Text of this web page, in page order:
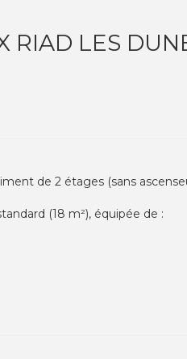
RIAD LES
de 2 étages (sans
(18 m²), équipée de :